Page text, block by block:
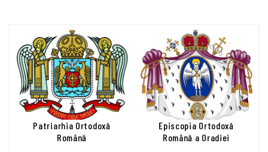
Patriarhia Ortodoxă
Română
Episcopia Ortodoxă
Română a Oradiei